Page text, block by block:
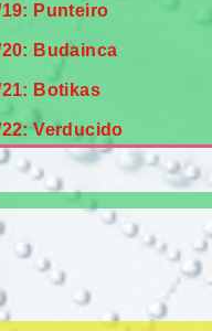
19: Punteiro
20: Budainca
21: Botikas
22: Verducido